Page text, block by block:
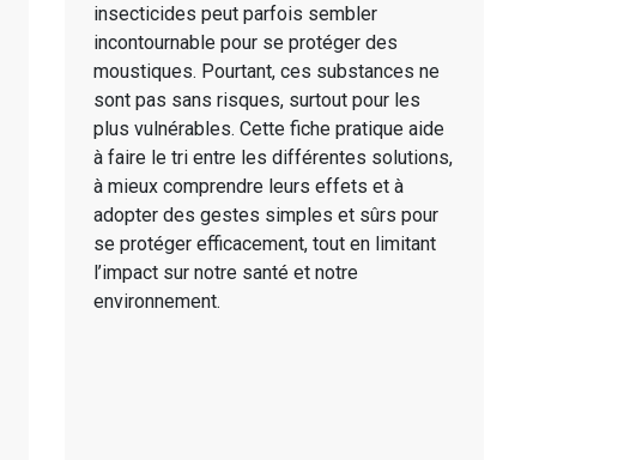
insecticides peut parfois sembler
incontournable pour se protéger des
moustiques. Pourtant, ces substances ne
sont pas sans risques, surtout pour les
plus vulnérables. Cette fiche pratique aide
à faire le tri entre les différentes solutions,
à mieux comprendre leurs effets et à
adopter des gestes simples et sûrs pour
se protéger efficacement, tout en limitant
l’impact sur notre santé et notre
environnement.